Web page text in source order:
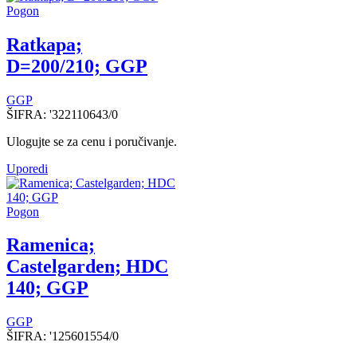
Pogon
Ratkapa;
D=200/210; GGP
GGP
ŠIFRA: '322110643/0
Ulogujte se za cenu i poručivanje.
Uporedi
Pogon
Ramenica;
Castelgarden; HDC
140; GGP
GGP
ŠIFRA: '125601554/0